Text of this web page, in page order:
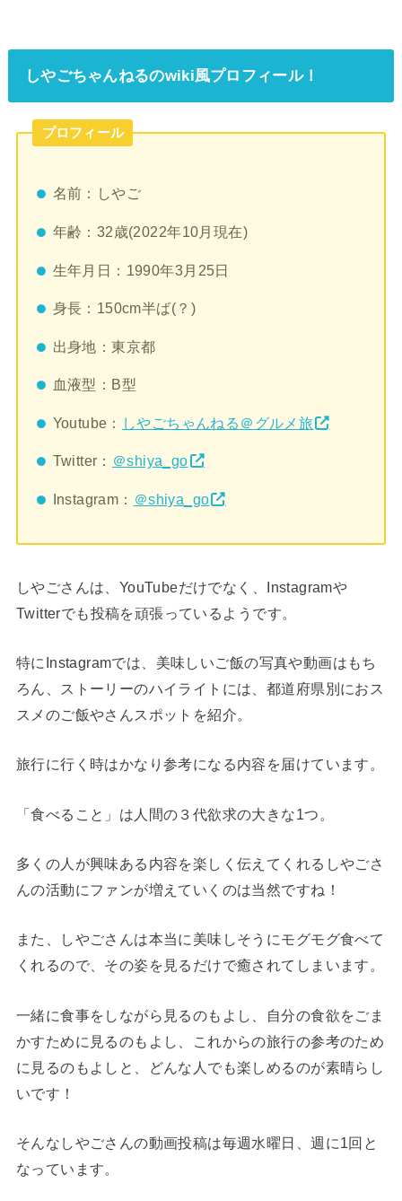
しやごちゃんねるのwiki風プロフィール！
プロフィール
名前：しやご
年齢：32歳(2022年10月現在)
生年月日：1990年3月25日
身長：150cm半ば(？)
出身地：東京都
血液型：B型
Youtube： しやごちゃんねる＠グルメ旅
Twitter： ＠shiya_go
Instagram： ＠shiya_go
しやごさんは、YouTubeだけでなく、Instagramや
Twitterでも投稿を頑張っているようです。
特にInstagramでは、美味しいご飯の写真や動画はもち
ろん、ストーリーのハイライトには、都道府県別におス
スメのご飯やさんスポットを紹介。
旅行に行く時はかなり参考になる内容を届けています。
「食べること」は人間の３代欲求の大きな1つ。
多くの人が興味ある内容を楽しく伝えてくれるしやごさ
んの活動にファンが増えていくのは当然ですね！
また、しやごさんは本当に美味しそうにモグモグ食べて
くれるので、その姿を見るだけで癒されてしまいます。
一緒に食事をしながら見るのもよし、自分の食欲をごま
かすために見るのもよし、これからの旅行の参考のため
に見るのもよしと、どんな人でも楽しめるのが素晴らし
いです！
そんなしやごさんの動画投稿は毎週水曜日、週に1回と
なっています。